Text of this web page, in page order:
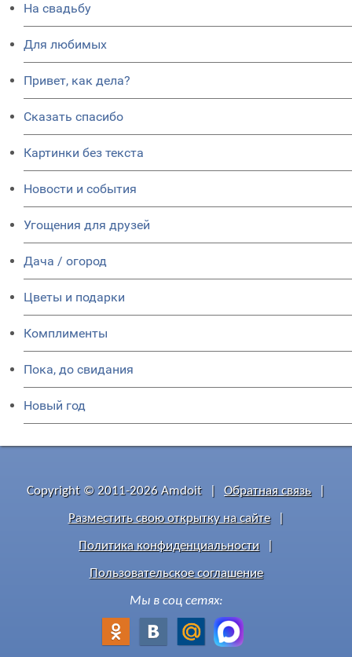
На свадьбу
Для любимых
Привет, как дела?
Сказать спасибо
Картинки без текста
Новости и события
Угощения для друзей
Дача / огород
Цветы и подарки
Комплименты
Пока, до свидания
Новый год
Copyright © 2011-2026 Amdoit Обратная связь
Разместить свою открытку на сайте
Политика конфиденциальности
Пользовательское соглашение
Мы в соц сетях: